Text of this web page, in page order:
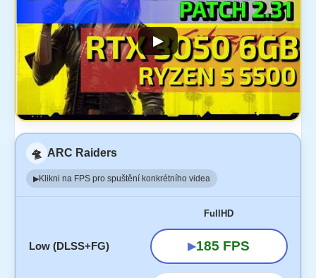
▶
🛸 ARC Raiders
▶Klikni na FPS pro spuštění konkrétního videa
FullHD
Low (DLSS+FG) ▶185 FPS